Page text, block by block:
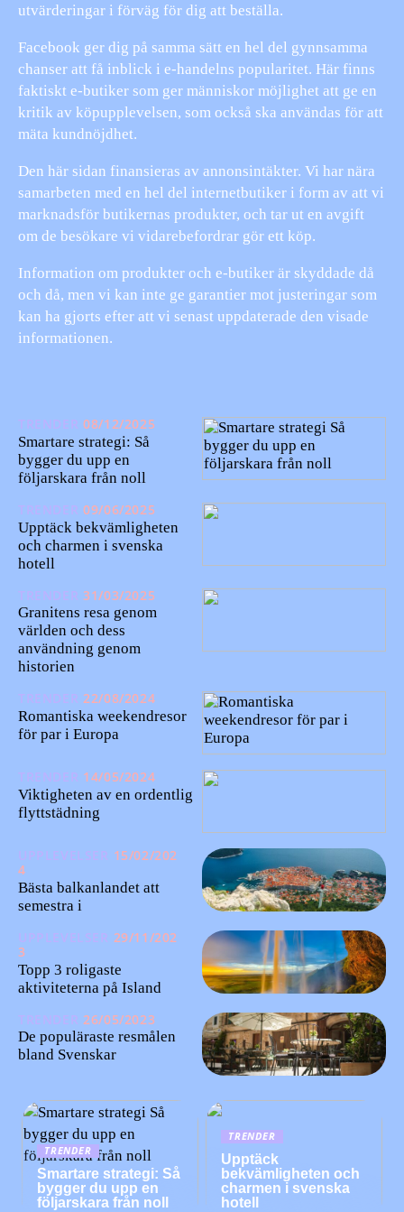
utvärderingar i förväg för dig att beställa.
Facebook ger dig på samma sätt en hel del gynnsamma
chanser att få inblick i e-handelns popularitet. Här finns
faktiskt e-butiker som ger människor möjlighet att ge en
kritik av köpupplevelsen, som också ska användas för att
mäta kundnöjdhet.
Den här sidan finansieras av annonsintäkter. Vi har nära
samarbeten med en hel del internetbutiker i form av att vi
marknadsför butikernas produkter, och tar ut en avgift
om de besökare vi vidarebefordrar gör ett köp.
Information om produkter och e-butiker är skyddade då
och då, men vi kan inte ge garantier mot justeringar som
kan ha gjorts efter att vi senast uppdaterade den visade
informationen.
TRENDER 08/12/2025
Smartare strategi: Så
bygger du upp en
följarskara från noll
TRENDER 09/06/2025
Upptäck bekvämligheten
och charmen i svenska
hotell
TRENDER 31/03/2025
Granitens resa genom
världen och dess
användning genom
historien
TRENDER 22/08/2024
Romantiska weekendresor
för par i Europa
TRENDER 14/05/2024
Viktigheten av en ordentlig
flyttstädning
UPPLEVELSER 15/02/202
4
Bästa balkanlandet att
semestra i
UPPLEVELSER 29/11/202
3
Topp 3 roligaste
aktiviteterna på Island
TRENDER 26/05/2023
De populäraste resmålen
bland Svenskar
TRENDER
Smartare strategi: Så
bygger du upp en
följarskara från noll
TRENDER
Upptäck
bekvämligheten och
charmen i svenska
hotell